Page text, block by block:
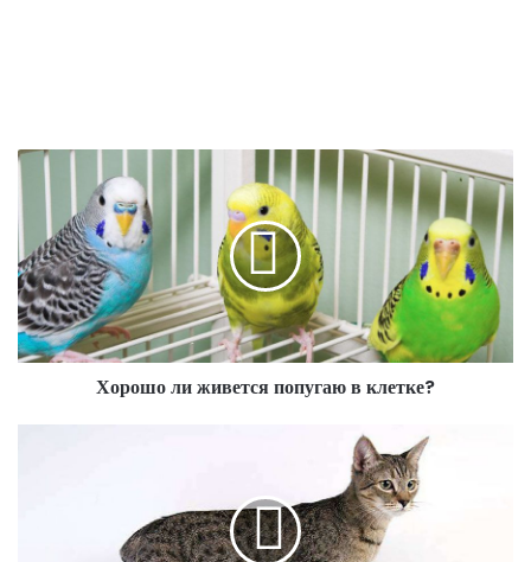
Хорошо ли живется попугаю в клетке?